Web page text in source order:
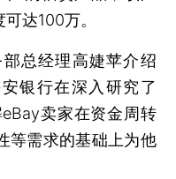
达100万。
总经理高婕苹介绍
银行在深入研究了
卖家在资金周转
等需求的基础上为他